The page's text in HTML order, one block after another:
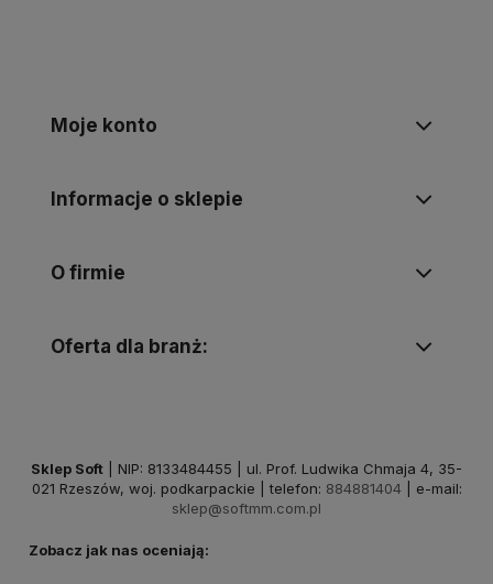
Moje konto
Informacje o sklepie
O firmie
Oferta dla branż:
Sklep Soft | NIP: 8133484455 | ul. Prof. Ludwika Chmaja 4, 35-
021 Rzeszów, woj. podkarpackie | telefon: 884881404 | e-mail:
sklep@softmm.com.pl
Zobacz jak nas oceniają: